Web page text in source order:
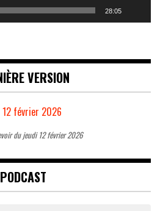
28:05
VERSION
du jeudi 12 février 2026
PODCAST